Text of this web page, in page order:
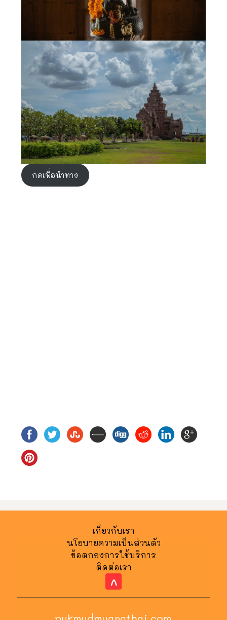
กดเพื่อนำทาง
เกี่ยวกับเรา
นโยบายความเป็นส่วนตัว
ข้อตกลงการใช้บริการ
ติดต่อเรา
^